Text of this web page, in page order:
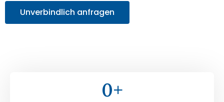
Unverbindlich anfragen
0+